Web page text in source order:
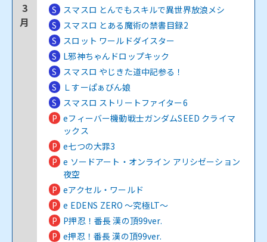
3
月
S
スマスロ とんでもスキルで異世界放浪メシ
S
スマスロ とある魔術の禁書目録2
S
スロット ワールドダイスター
S
L邪神ちゃんドロップキック
S
スマスロ やじきた道中記参る！
S
Ｌすーぱぁびん娘
S
スマスロ ストリートファイター6
P eフィーバー機動戦士ガンダムSEED クライマ
ックス
P e七つの大罪3
P e ソードアート・オンライン アリシゼーション
夜空
P eアクセル・ワールド
P e EDENS ZERO ～究極LT～
P P押忍！番長 漢の頂99ver.
P e押忍！番長 漢の頂99ver.